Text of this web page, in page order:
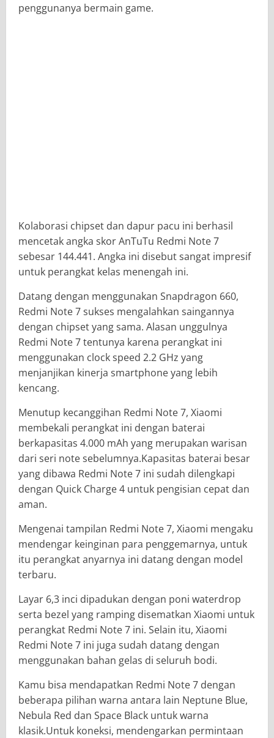
penggunanya bermain game.
Kolaborasi chipset dan dapur pacu ini berhasil
mencetak angka skor AnTuTu Redmi Note 7
sebesar 144.441. Angka ini disebut sangat impresif
untuk perangkat kelas menengah ini.
Datang dengan menggunakan Snapdragon 660,
Redmi Note 7 sukses mengalahkan saingannya
dengan chipset yang sama. Alasan unggulnya
Redmi Note 7 tentunya karena perangkat ini
menggunakan clock speed 2.2 GHz yang
menjanjikan kinerja smartphone yang lebih
kencang.
Menutup kecanggihan Redmi Note 7, Xiaomi
membekali perangkat ini dengan baterai
berkapasitas 4.000 mAh yang merupakan warisan
dari seri note sebelumnya.Kapasitas baterai besar
yang dibawa Redmi Note 7 ini sudah dilengkapi
dengan Quick Charge 4 untuk pengisian cepat dan
aman.
Mengenai tampilan Redmi Note 7, Xiaomi mengaku
mendengar keinginan para penggemarnya, untuk
itu perangkat anyarnya ini datang dengan model
terbaru.
Layar 6,3 inci dipadukan dengan poni waterdrop
serta bezel yang ramping disematkan Xiaomi untuk
perangkat Redmi Note 7 ini. Selain itu, Xiaomi
Redmi Note 7 ini juga sudah datang dengan
menggunakan bahan gelas di seluruh bodi.
Kamu bisa mendapatkan Redmi Note 7 dengan
beberapa pilihan warna antara lain Neptune Blue,
Nebula Red dan Space Black untuk warna
klasik.Untuk koneksi, mendengarkan permintaan